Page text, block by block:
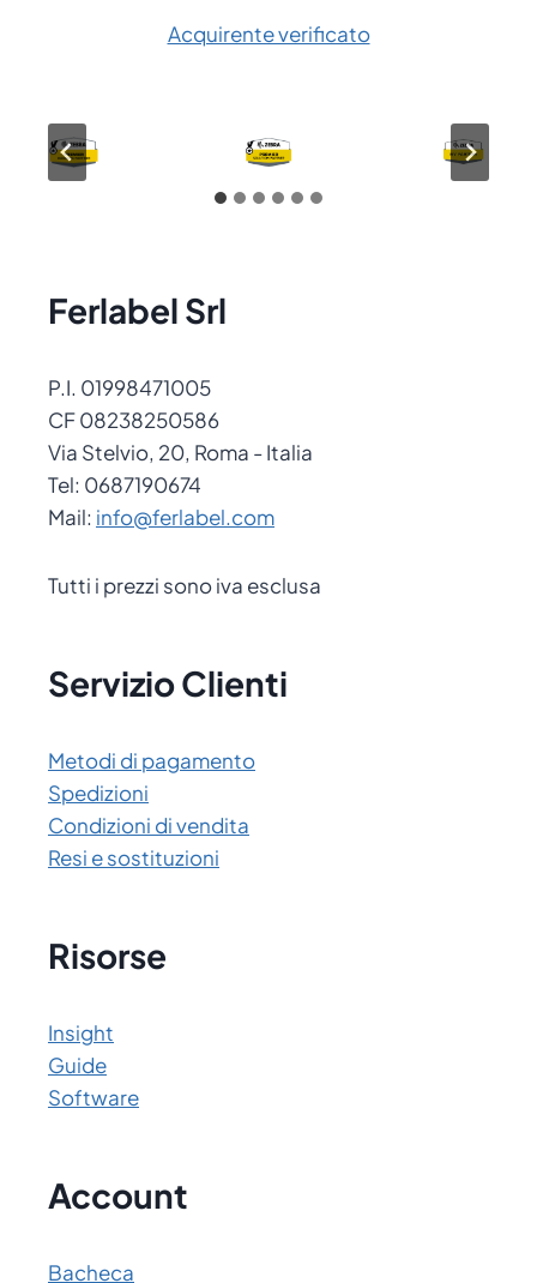
Acquirente verificato
Ferlabel Srl
P.I. 01998471005
CF 08238250586
Via Stelvio, 20, Roma - Italia
Tel: 0687190674
Mail: info@ferlabel.com
Tutti i prezzi sono iva esclusa
Servizio Clienti
Metodi di pagamento
Spedizioni
Condizioni di vendita
Resi e sostituzioni
Risorse
Insight
Guide
Software
Account
Bacheca